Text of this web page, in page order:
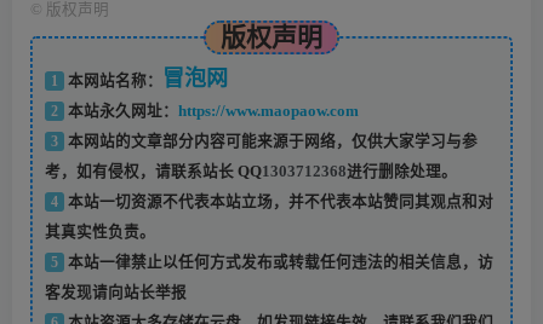
版权声明
版权声明
1 本网站名称： 冒泡网
2 本站永久网址： https://www.maopaow.com
3
本网站的文章部分内容可能来源于网络，仅供大家学习与参
考，如有侵权，请联系站长 QQ1303712368进行删除处理。
4
本站一切资源不代表本站立场，并不代表本站赞同其观点和对
其真实性负责。
5
本站一律禁止以任何方式发布或转载任何违法的相关信息，访
客发现请向站长举报